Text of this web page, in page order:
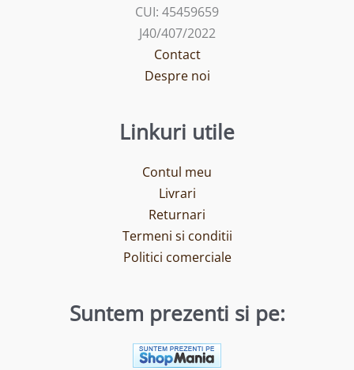
CUI: 45459659
J40/407/2022
Contact
Despre noi
Linkuri utile
Contul meu
Livrari
Returnari
Termeni si conditii
Politici comerciale
Suntem prezenti si pe: